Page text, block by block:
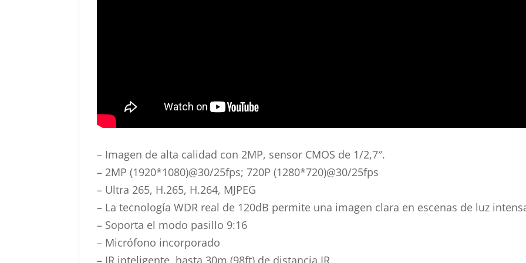
– Imagen de alta calidad con 2MP, sensor CMOS de 1/2,7″.
– 2MP (1920*1080)@30/25fps; 720P (1280*720)@30/25fps
– Ultra 265, H.265, H.264, MJPEG
– La tecnología WDR real de 120dB permite una imagen clara en escenas de luz
– Soporta el modo pasillo 9:16
– Micrófono incorporado
– IR inteligente, hasta 30m (98ft) de distancia IR